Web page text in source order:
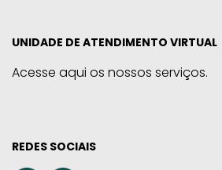
UNIDADE DE ATENDIMENTO VIRTUAL
Acesse aqui os nossos serviços.
REDES SOCIAIS